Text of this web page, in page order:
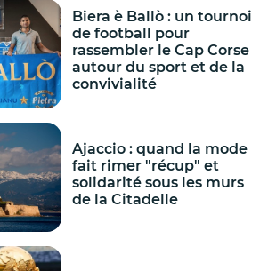
Biera è Ballò : un tournoi
de football pour
rassembler le Cap Corse
autour du sport et de la
convivialité
Ajaccio : quand la mode
fait rimer "récup" et
solidarité sous les murs
de la Citadelle